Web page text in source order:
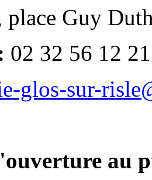
place Guy
02 32 56 12 21
glos-sur-
au